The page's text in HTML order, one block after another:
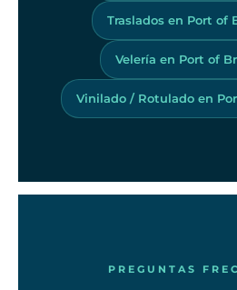
Traslados en Port of
Velería en Port of
Vinilado / Rotulado en
PREGUNTAS